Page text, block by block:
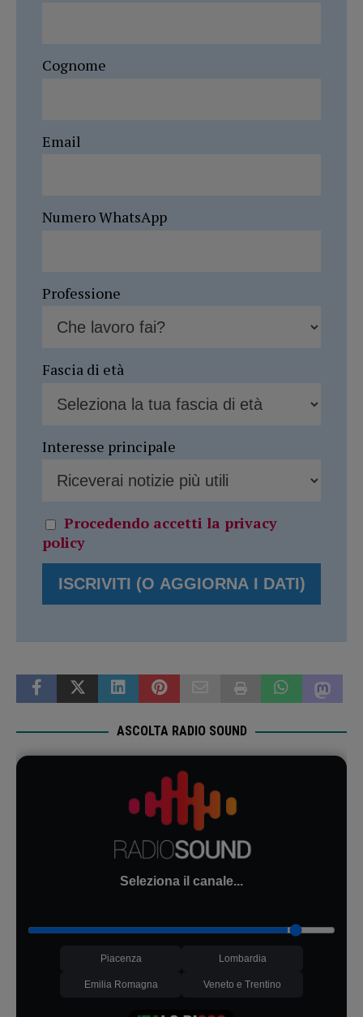
Cognome
Email
Numero WhatsApp
Professione
Fascia di età
Interesse principale
Procedendo accetti la privacy
policy
ASCOLTA RADIO SOUND
Seleziona il canale...
Piacenza Lombardia
Emilia Romagna Veneto e Trentino